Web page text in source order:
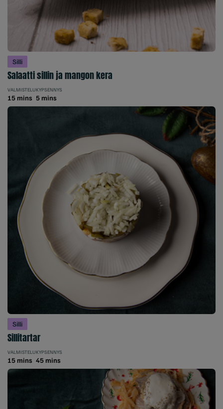
Silli
Salaatti sillin ja mangon kera
VALMISTELU
15 mins
KYPSENNYS
5 mins
Silli
Sillitartar
VALMISTELU
15 mins
KYPSENNYS
45 mins